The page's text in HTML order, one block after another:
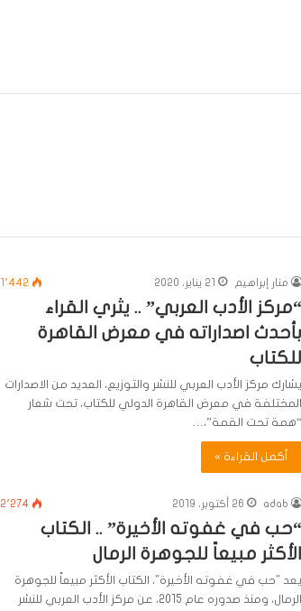
منار إبراهيم 21 يناير، 2020 1٬442
“مركز الأدب العربي” .. يثري القراء
بأحدث اصداراته في معرض القاهرة
للكتاب
يشارك مركز الأدب العربي للنشر والتوزيع، العديد من الاصدارات
المختلفة في معرض القاهرة الدولي للكتاب، تحت شعار
“همة تحت القمة”،…
أكمل القراءة »
adab 26 أكتوبر، 2019 2٬274
“حب في غفوته الأخيرة” .. الكتاب
الأكثر مبيعاً للجوهرة الرمال
يعد "حب في غفوته الأخيرة"، الكتاب الأكثر مبيعاً للجوهرة
الرمال، ومنذ صدوره عام 2015، عن مركز الأدب العربي للنشر